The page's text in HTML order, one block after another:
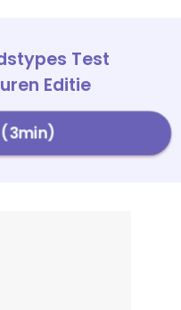
Test
Editie